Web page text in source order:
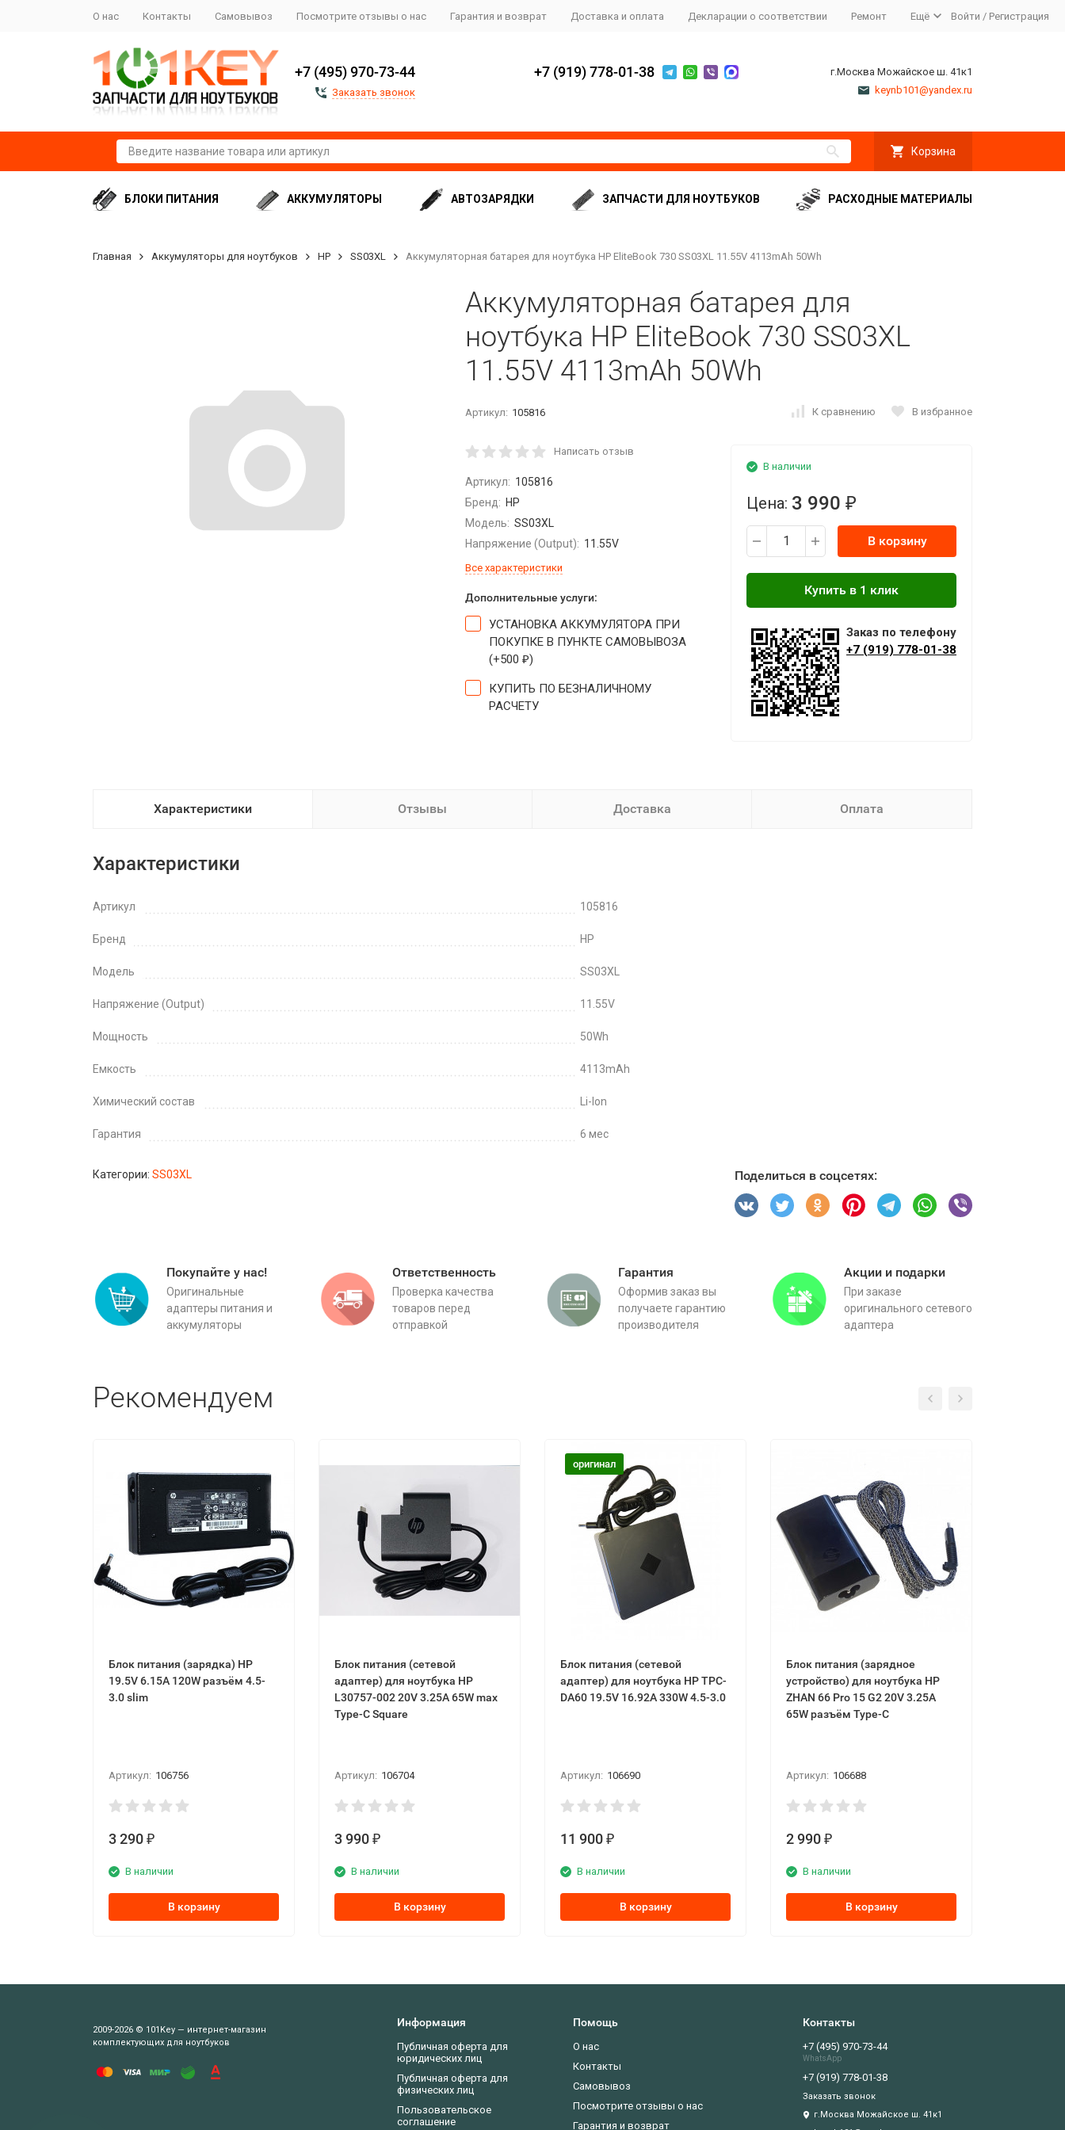
О нас Контакты Самовывоз Посмотрите отзывы о нас Гарантия и возврат Доставка и оплата Декларации о соответствии Ремонт Ещё Войти / Регистрация
+7 (495) 970-73-44
Заказать звонок
+7 (919) 778-01-38
г.Москва Можайское ш. 41к1
keynb101@yandex.ru
Корзина
БЛОКИ ПИТАНИЯ АККУМУЛЯТОРЫ АВТОЗАРЯДКИ ЗАПЧАСТИ ДЛЯ НОУТБУКОВ РАСХОДНЫЕ МАТЕРИАЛЫ
Главная Аккумуляторы для ноутбуков HP SS03XL Аккумуляторная батарея для ноутбука HP EliteBook 730 SS03XL 11.55V 4113mAh 50Wh
Аккумуляторная батарея для
ноутбука HP EliteBook 730 SS03XL
11.55V 4113mAh 50Wh
Артикул: 105816 К сравнению В избранное
Написать отзыв
Артикул: 105816
Бренд: HP
Модель: SS03XL
Напряжение (Output): 11.55V
Все характеристики
Дополнительные услуги:
УСТАНОВКА АККУМУЛЯТОРА ПРИ
ПОКУПКЕ В ПУНКТЕ САМОВЫВОЗА
(+500 ₽)
КУПИТЬ ПО БЕЗНАЛИЧНОМУ
РАСЧЕТУ
В наличии
Цена: 3 990 ₽
В корзину
Заказ по телефону
+7 (919) 778-01-38
Характеристики Отзывы Доставка Оплата
Характеристики
Артикул 105816
Бренд HP
Модель SS03XL
Напряжение (Output) 11.55V
Мощность 50Wh
Емкость 4113mAh
Химический состав Li-Ion
Гарантия 6 мес
Категории: SS03XL Поделиться в соцсетях:
Покупайте у нас!
Оригинальные
адаптеры питания и
аккумуляторы
Ответственность
Проверка качества
товаров перед
отправкой
Гарантия
Оформив заказ вы
получаете гарантию
производителя
Акции и подарки
При заказе
оригинального сетевого
адаптера
Рекомендуем
Блок питания (зарядка) HP
19.5V 6.15A 120W разъём 4.5-
3.0 slim
Артикул: 106756
3 290 ₽
В наличии
В корзину
Блок питания (сетевой
адаптер) для ноутбука HP
L30757-002 20V 3.25A 65W max
Type-C Square
Артикул: 106704
3 990 ₽
В наличии
В корзину
оригинал
Блок питания (сетевой
адаптер) для ноутбука HP TPC-
DA60 19.5V 16.92A 330W 4.5-3.0
Артикул: 106690
11 900 ₽
В наличии
В корзину
Блок питания (зарядное
устройство) для ноутбука HP
ZHAN 66 Pro 15 G2 20V 3.25A
65W разъём Type-C
Артикул: 106688
2 990 ₽
В наличии
В корзину
2009-2026 © 101Key — интернет-магазин
комплектующих для ноутбуков
Информация
Публичная оферта для
юридических лиц
Публичная оферта для
физических лиц
Пользовательское
соглашение
Помощь
О нас
Контакты
Самовывоз
Посмотрите отзывы о нас
Гарантия и возврат
Контакты
+7 (495) 970-73-44
WhatsApp
+7 (919) 778-01-38
Заказать звонок
г.Москва Можайское ш. 41к1